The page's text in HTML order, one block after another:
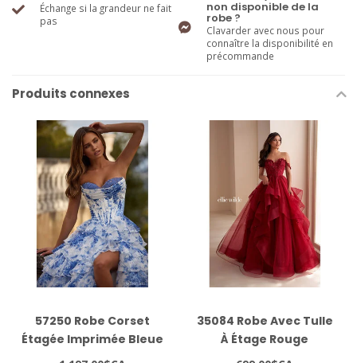
Échange si la grandeur ne fait
pas
non disponible de la
robe ?
Clavarder avec nous pour
connaître la disponibilité en
précommande
Produits connexes
57250 Robe Corset
Étagée Imprimée Bleue
35084 Robe Avec Tulle
À Étage Rouge